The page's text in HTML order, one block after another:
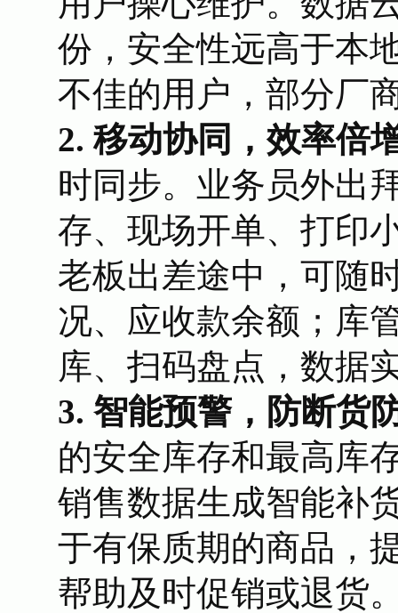
份，安全性远高于本
不佳的用户，部分厂
2. 移动协同，效率倍
时同步。业务员外出
存、现场开单、打印
老板出差途中，可随
况、应收款余额；库
库、扫码盘点，数据
3. 智能预警，防断货
的安全库存和最高库
销售数据生成智能补
于有保质期的商品，
帮助及时促销或退货